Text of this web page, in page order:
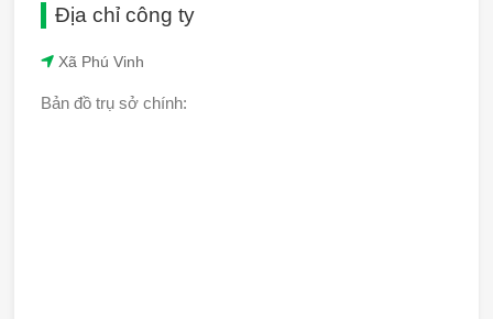
Địa chỉ công ty
Xã Phú Vinh
Bản đồ trụ sở chính: